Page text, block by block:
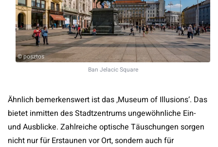
© posztos
Ban Jelacic Square
Ähnlich bemerkenswert ist das ‚Museum of Illusions‘. Das
bietet inmitten des Stadtzentrums ungewöhnliche Ein-
und Ausblicke. Zahlreiche optische Täuschungen sorgen
nicht nur für Erstaunen vor Ort, sondern auch für